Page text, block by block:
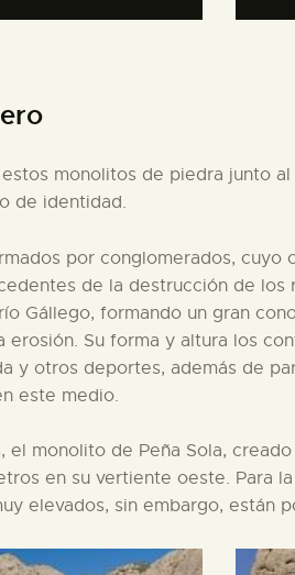
monolitos de piedra junto
de identidad.
por conglomerados, cuyo
de la destrucción de
Gállego, formando un gran
erosión. Su forma y altura los
y otros deportes, además de
este medio.
el monolito de Peña Sola,
en su vertiente oeste. Para
elevados, sin embargo, están